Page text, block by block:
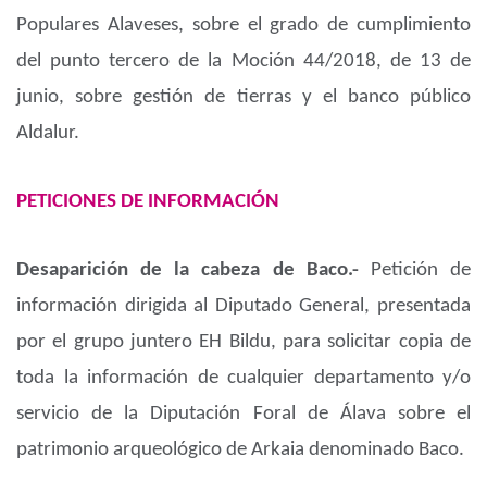
Populares Alaveses, sobre el grado de cumplimiento
del punto tercero de la Moción 44/2018, de 13 de
junio, sobre gestión de tierras y el banco público
Aldalur.
PETICIONES DE INFORMACIÓN
Desaparición de la cabeza de Baco.- Petición de
información dirigida al Diputado General, presentada
por el grupo juntero EH Bildu, para solicitar copia de
toda la información de cualquier departamento y/o
servicio de la Diputación Foral de Álava sobre el
patrimonio arqueológico de Arkaia denominado Baco.